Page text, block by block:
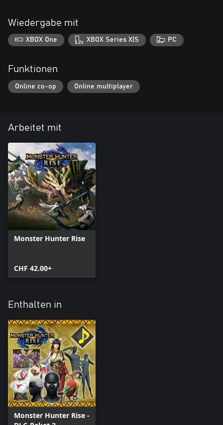
Wiedergabe mit
XBOX One XBOX Series X|S PC
Funktionen
Online co-op Online multiplayer
Arbeitet mit
Monster Hunter Rise
CHF 42.00+
Enthalten in
Monster Hunter Rise -